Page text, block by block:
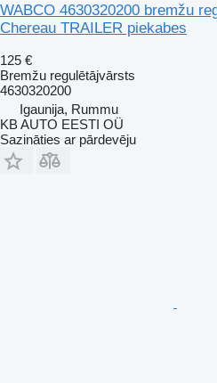
WABCO 4630320200 bremžu
Chereau TRAILER piekabes
125 €
Bremžu regulētājvārsts
4630320200
Igaunija, Rummu
KB AUTO EESTI OÜ
Sazināties ar pārdevēju